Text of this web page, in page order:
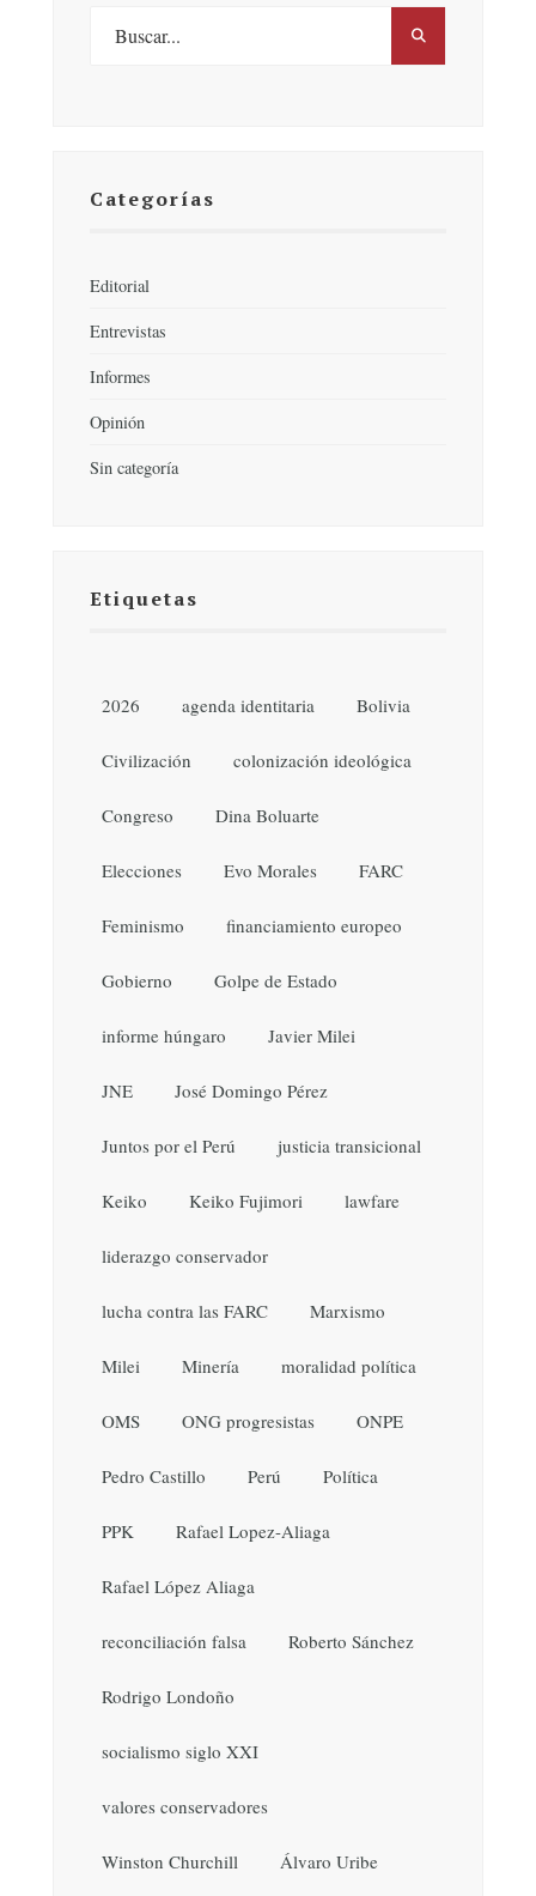
Categorías
Editorial
Entrevistas
Informes
Opinión
Sin categoría
Etiquetas
2026 agenda identitaria Bolivia
Civilización colonización ideológica
Congreso Dina Boluarte
Elecciones Evo Morales FARC
Feminismo financiamiento europeo
Gobierno Golpe de Estado
informe húngaro Javier Milei
JNE José Domingo Pérez
Juntos por el Perú justicia transicional
Keiko Keiko Fujimori lawfare
liderazgo conservador
lucha contra las FARC Marxismo
Milei Minería moralidad política
OMS ONG progresistas ONPE
Pedro Castillo Perú Política
PPK Rafael Lopez-Aliaga
Rafael López Aliaga
reconciliación falsa Roberto Sánchez
Rodrigo Londoño
socialismo siglo XXI
valores conservadores
Winston Churchill Álvaro Uribe